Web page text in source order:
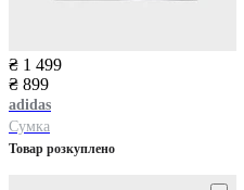
₴ 1 499
₴ 899
adidas
Сумка
Товар розкуплено